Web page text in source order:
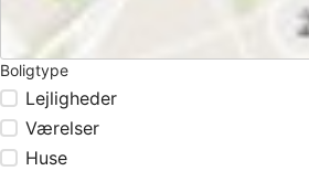
Boligtype
Lejligheder
Værelser
Huse